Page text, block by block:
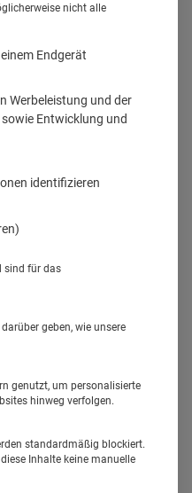
nicht alle
Endgerät
Werbeleistung und der
Entwicklung und
identifizieren
sind für das
geben, wie unsere
genutzt, um personalisierte
hinweg verfolgen.
standardmäßig blockiert.
Inhalte keine manuelle